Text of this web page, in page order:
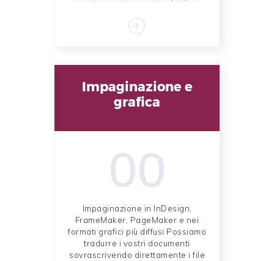
Impaginazione e
grafica
00
Impaginazione in InDesign,
FrameMaker, PageMaker e nei
formati grafici più diffusi Possiamo
tradurre i vostri documenti
sovrascrivendo direttamente i file